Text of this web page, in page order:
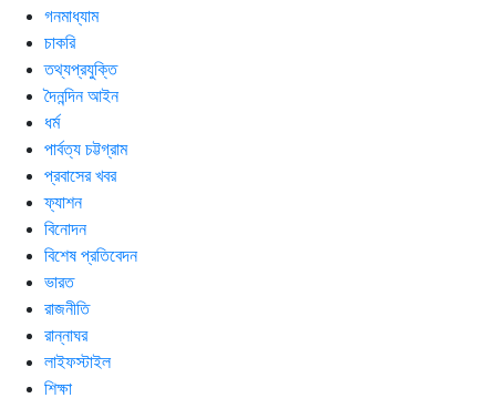
গনমাধ্যাম
চাকরি
তথ্যপ্রযুক্তি
দৈনন্দিন আইন
ধর্ম
পার্বত্য চট্টগ্রাম
প্রবাসের খবর
ফ্যাশন
বিনোদন
বিশেষ প্রতিবেদন
ভারত
রাজনীতি
রান্নাঘর
লাইফস্টাইল
শিক্ষা